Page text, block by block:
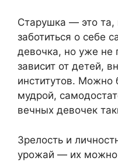
Старушка — это та,
заботиться о себе
девочка, но уже не
зависит от детей,
институтов. Можно
мудрой,
вечных девочек
Зрелость и
урожай — их можно